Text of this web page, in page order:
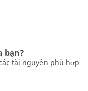
bạn?
tài nguyên phù hợp